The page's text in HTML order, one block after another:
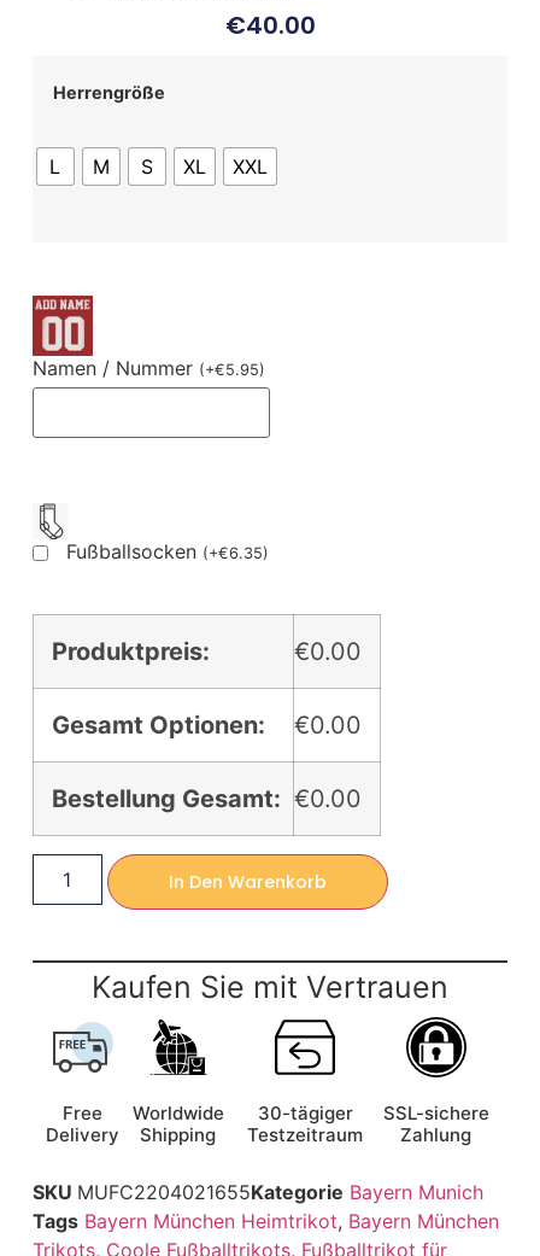
€40.00
Herrengröße
L M S XL XXL
Namen / Nummer (+€5.95)
Fußballsocken (+€6.35)
Produktpreis: €0.00
Gesamt Optionen: €0.00
Bestellung Gesamt: €0.00
In Den Warenkorb
Kaufen Sie mit Vertrauen
Free
Delivery
Worldwide
Shipping
30-tägiger
Testzeitraum
SSL-sichere
Zahlung
SKU MUFC2204021655Kategorie Bayern Munich
Tags Bayern München Heimtrikot, Bayern München
Trikots, Coole Fußballtrikots, Fußballtrikot für